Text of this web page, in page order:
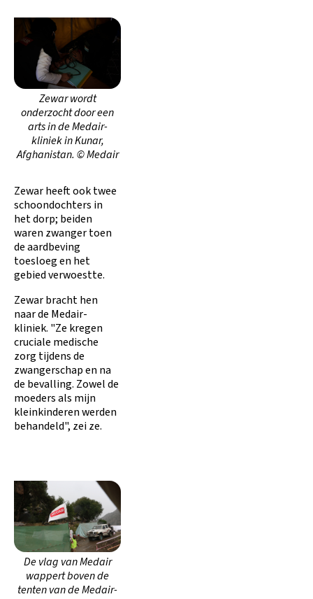
Zewar wordt
onderzocht door een
arts in de Medair-
kliniek in Kunar,
Afghanistan. © Medair
Zewar heeft ook twee
schoondochters in
het dorp; beiden
waren zwanger toen
de aardbeving
toesloeg en het
gebied verwoestte.
Zewar bracht hen
naar de Medair-
kliniek. "Ze kregen
cruciale medische
zorg tijdens de
zwangerschap en na
de bevalling. Zowel de
moeders als mijn
kleinkinderen werden
behandeld", zei ze.
De vlag van Medair
wappert boven de
tenten van de Medair-